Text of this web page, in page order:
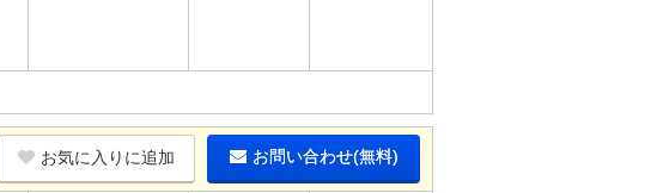
お気に入りに追加 お問い合わせ(無料)